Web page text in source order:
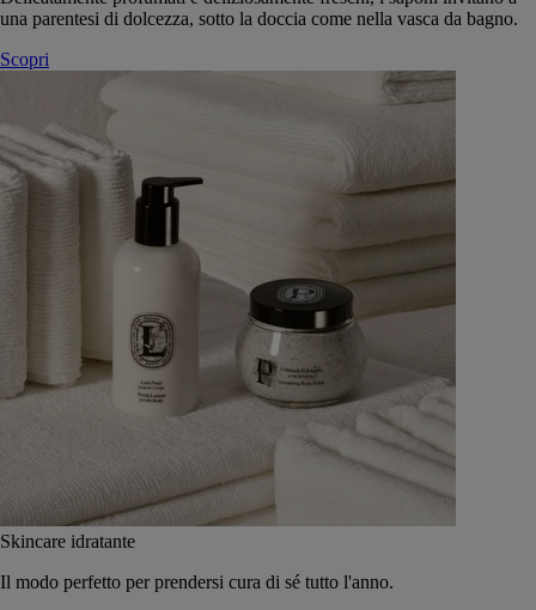
una parentesi di dolcezza, sotto la doccia come nella vasca da bagno.
Scopri
Skincare idratante
Il modo perfetto per prendersi cura di sé tutto l'anno.